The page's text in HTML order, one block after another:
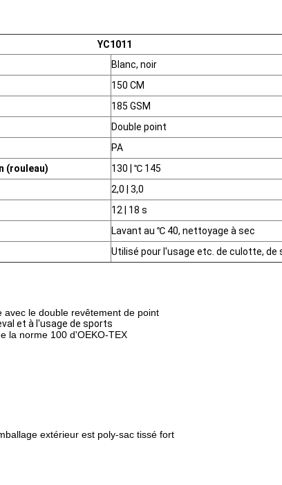
YC1011
Blanc, noir
150 CM
185 GSM
Double point
PA
(rouleau)
130 | ℃ 145
2,0 | 3,0
12 | 18 s
Lavant au ℃ 40, nettoyage à sec
Utilisé pour l'usage etc. de culotte, de
avec le double revêtement de point
et à l'usage de sports
la norme 100 d'OEKO-TEX
extérieur est poly-sac tissé fort